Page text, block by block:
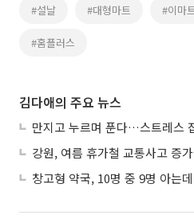
#설날 #대형마트 #이마트
#홈플러스
김다애의 주요 뉴스
만지고 누르며 푼다…스트레스
강원, 여름 휴가철 교통사고 증
창고형 약국, 10명 중 9명 아는